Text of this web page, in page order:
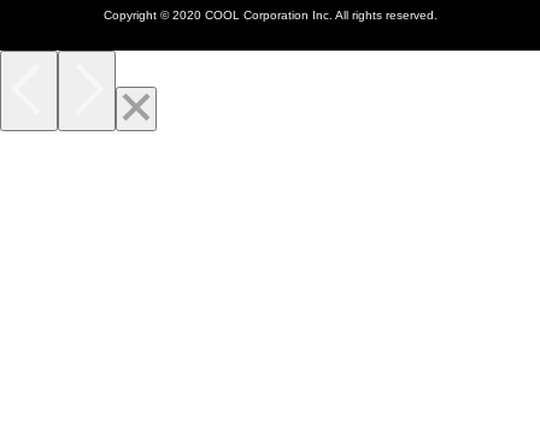
Copyright © 2020 COOL Corporation Inc. All rights reserved.